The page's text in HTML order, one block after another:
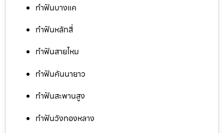
ทำฟันบางแค
ทำฟันหลักสี่
ทำฟันสายไหม
ทำฟันคันนายาว
ทำฟันสะพานสูง
ทำฟันวังทองหลาง